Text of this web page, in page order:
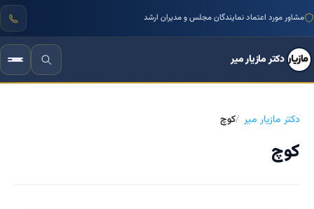
مشاور مورد اعتماد نمایندگان مجلس و مدیران ارشد
دکتر مازیار میر
دکتر مازیار میر کوچ
کوچ